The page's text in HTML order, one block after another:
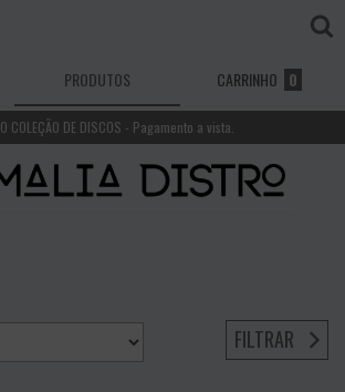
PRODUTOS CARRINHO 0
COLEÇÃO DE DISCOS - Pagamento a vista.
FILTRAR